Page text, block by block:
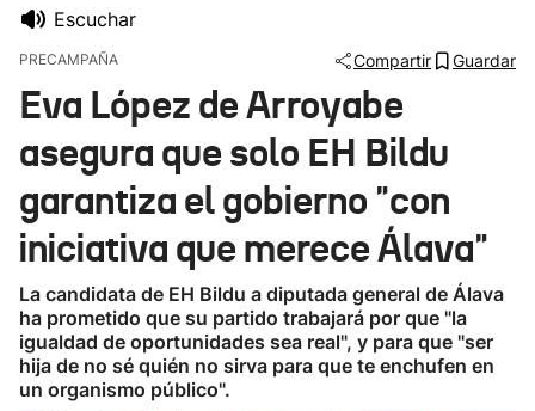
Ikusmiran
Eguraldia
Escuchar
PRECAMPAÑA Compartir Guardar
Eva López de Arroyabe
asegura que solo EH Bildu
garantiza el gobierno "con
iniciativa que merece Álava"
La candidata de EH Bildu a diputada general de Álava
ha prometido que su partido trabajará por que "la
igualdad de oportunidades sea real", y para que "ser
hija de no sé quién no sirva para que te enchufen en
un organismo público".